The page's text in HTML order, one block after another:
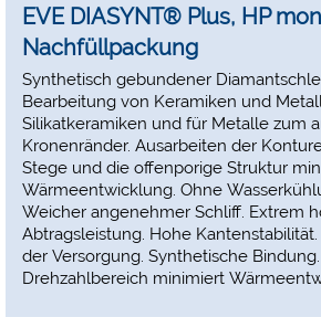
EVE DIASYNT® Plus, HP
Nachfüllpackung
Synthetisch gebundener
Bearbeitung von Keramiken und
Silikatkeramiken und für Metalle zum
Kronenränder. Ausarbeiten der
Stege und die offenporige Struktur
Wärmeentwicklung. Ohne
Weicher angenehmer Schliff. Extrem
Abtragsleistung. Hohe
der Versorgung. Synthetische
Drehzahlbereich minimiert